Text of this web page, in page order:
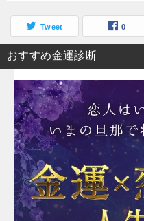
Tweet 0
おすすめ金運診断